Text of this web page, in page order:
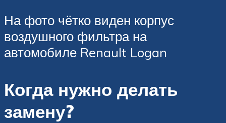
На фото чётко виден корпус
воздушного фильтра на
автомобиле Renault Logan
Когда нужно делать
замену?